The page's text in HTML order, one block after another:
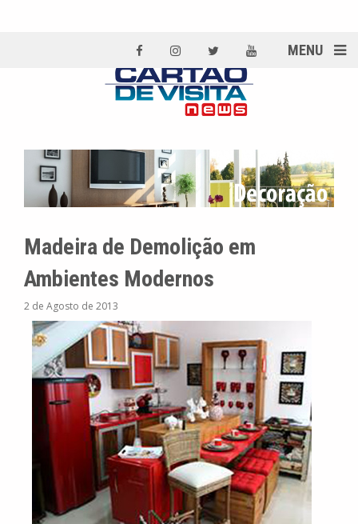
MENU
Madeira de Demolição em
Ambientes Modernos
2 de Agosto de 2013